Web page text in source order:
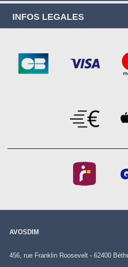
INFOS LEGALES
AVOSDIM
456, rue Franklin Roosevelt - 62400